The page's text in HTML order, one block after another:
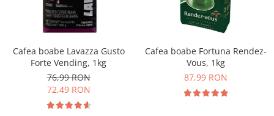
Cafea boabe Lavazza Gusto
Forte Vending, 1kg
76,99 RON
72,49 RON
Cafea boabe Fortuna Rendez-
Vous, 1kg
87,99 RON